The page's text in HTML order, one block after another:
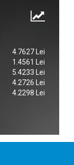
4.7627 Lei
1.4561 Lei
5.4233 Lei
4.2726 Lei
4.2298 Lei